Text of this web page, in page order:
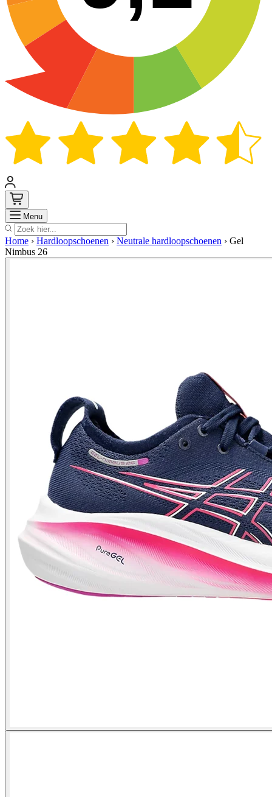
Menu Zoek
Home › Hardloopschoenen › Neutrale hardloopschoenen › Gel
Nimbus 26